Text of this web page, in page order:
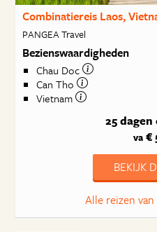
Combinatiereis Laos,
PANGEA Travel
Bezienswaardigheden
Chau Doc
Can Tho
Vietnam
25 dagen
va€
BEKIJK
Alle reizen van